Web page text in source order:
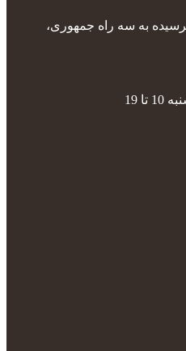
به سه راه جمهوری،
19